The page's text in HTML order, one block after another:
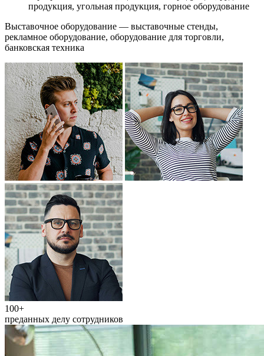
продукция, угольная продукция, горное оборудование
Выставочное оборудование — выставочные стенды,
рекламное оборудование, оборудование для торговли,
банковская техника
100+
преданных делу сотрудников